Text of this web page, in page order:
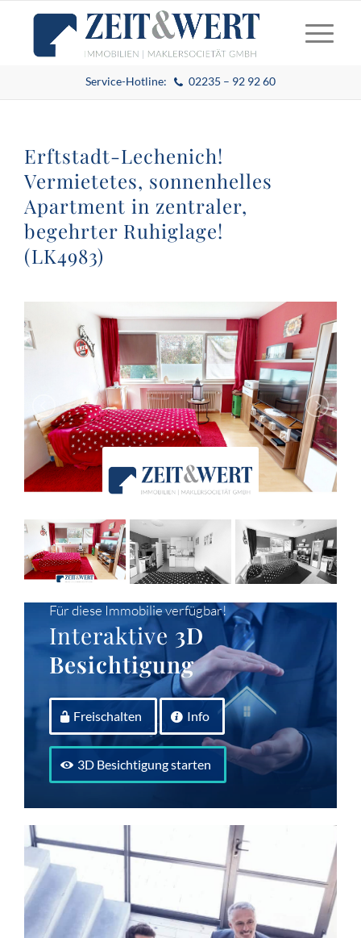
Service-Hotline: 02235 – 92 92 60
Erftstadt-Lechenich!
Vermietetes, sonnenhelles
Apartment in zentraler,
begehrter Ruhiglage!
(LK4983)
Für diese Immobilie verfügbar!
Interaktive 3D
Besichtigung
Freischalten Info
3D Besichtigung starten